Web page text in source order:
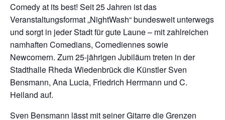
Comedy at its best! Seit 25 Jahren ist das
Veranstaltungsformat „NightWash“ bundesweit unterwegs
und sorgt in jeder Stadt für gute Laune – mit zahlreichen
namhaften Comedians, Comediennes sowie
Newcomern. Zum 25-jährigen Jubiläum treten in der
Stadthalle Rheda Wiedenbrück die Künstler Sven
Bensmann, Ana Lucia, Friedrich Herrmann und C.
Heiland auf.
Sven Bensmann lässt mit seiner Gitarre die Grenzen